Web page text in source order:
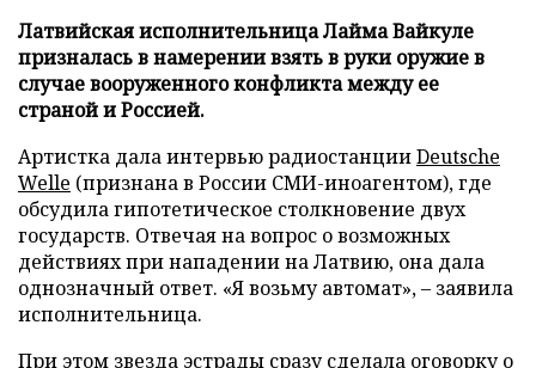
Латвийская исполнительница Лайма Вайкуле
призналась в намерении взять в руки оружие в
случае вооруженного конфликта между ее
страной и Россией.
Артистка дала интервью радиостанцииDeutsche
Welle (признана в России СМИ-иноагентом), где
обсудила гипотетическое столкновение двух
государств. Отвечая на вопрос о возможных
действиях при нападении на Латвию, она дала
однозначный ответ. «Я возьму автомат», – заявила
исполнительница.
При этом звезда эстрады сразу сделала оговорку о